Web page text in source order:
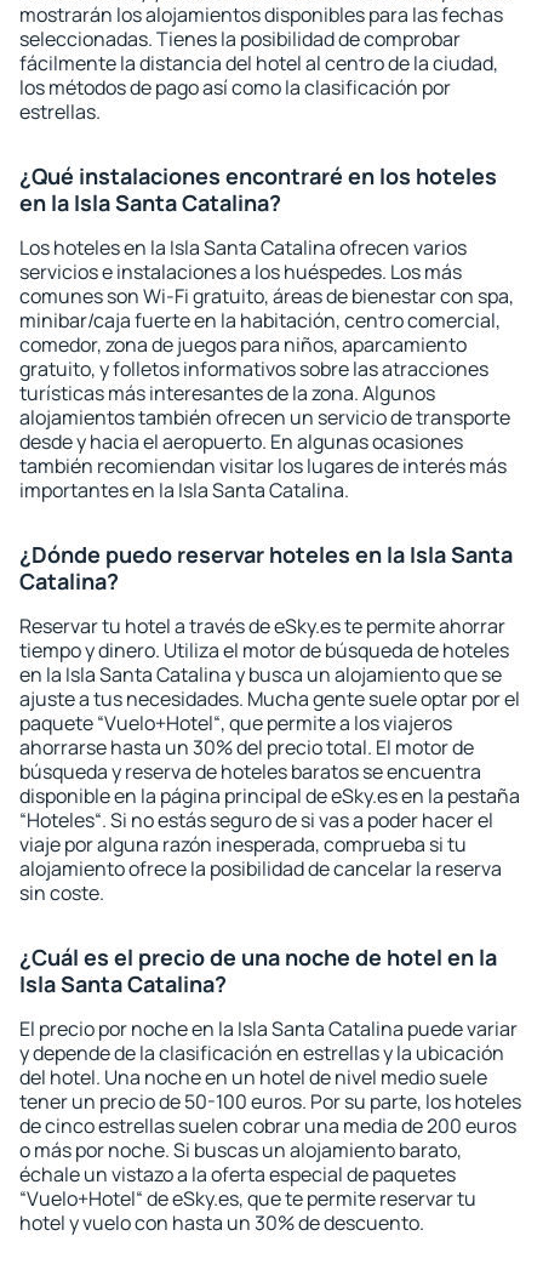
mostrarán los alojamientos disponibles para las fechas
seleccionadas. Tienes la posibilidad de comprobar
fácilmente la distancia del hotel al centro de la ciudad,
los métodos de pago así como la clasificación por
estrellas.
¿Qué instalaciones encontraré en los hoteles
en la Isla Santa Catalina?
Los hoteles en la Isla Santa Catalina ofrecen varios
servicios e instalaciones a los huéspedes. Los más
comunes son Wi-Fi gratuito, áreas de bienestar con spa,
minibar/caja fuerte en la habitación, centro comercial,
comedor, zona de juegos para niños, aparcamiento
gratuito, y folletos informativos sobre las atracciones
turísticas más interesantes de la zona. Algunos
alojamientos también ofrecen un servicio de transporte
desde y hacia el aeropuerto. En algunas ocasiones
también recomiendan visitar los lugares de interés más
importantes en la Isla Santa Catalina.
¿Dónde puedo reservar hoteles en la Isla Santa
Catalina?
Reservar tu hotel a través de eSky.es te permite ahorrar
tiempo y dinero. Utiliza el motor de búsqueda de hoteles
en la Isla Santa Catalina y busca un alojamiento que se
ajuste a tus necesidades. Mucha gente suele optar por el
paquete “Vuelo+Hotel“, que permite a los viajeros
ahorrarse hasta un 30% del precio total. El motor de
búsqueda y reserva de hoteles baratos se encuentra
disponible en la página principal de eSky.es en la pestaña
“Hoteles“. Si no estás seguro de si vas a poder hacer el
viaje por alguna razón inesperada, comprueba si tu
alojamiento ofrece la posibilidad de cancelar la reserva
sin coste.
¿Cuál es el precio de una noche de hotel en la
Isla Santa Catalina?
El precio por noche en la Isla Santa Catalina puede variar
y depende de la clasificación en estrellas y la ubicación
del hotel. Una noche en un hotel de nivel medio suele
tener un precio de 50-100 euros. Por su parte, los hoteles
de cinco estrellas suelen cobrar una media de 200 euros
o más por noche. Si buscas un alojamiento barato,
échale un vistazo a la oferta especial de paquetes
“Vuelo+Hotel“ de eSky.es, que te permite reservar tu
hotel y vuelo con hasta un 30% de descuento.